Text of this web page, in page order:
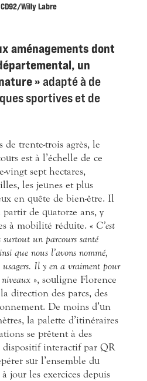
Willy Labre
aménagements dont
un
»adapté à de
sportives et de
de trente-trois agrès, le
est à l’échelle de ce
vingt sept hectares,
les jeunes et plus
en quête de bien-être. Il
partir de quatorze ans, y
à mobilité réduite. « C’est
un parcours santé
que nous l’avons nommé,
usagers. Il y en a vraiment pour
niveaux », souligne Florence
direction des parcs, des
De moins d’un
la palette d’itinéraires
se prêtent à des
dispositif interactif par QR
sur l’ensemble du
jour les exercices depuis